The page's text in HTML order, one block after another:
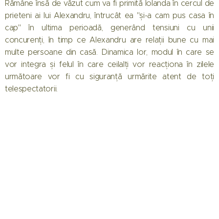
Rămâne însă de văzut cum va fi primită Iolanda în cercul de
prieteni ai lui Alexandru, întrucât ea "și-a cam pus casa în
cap" în ultima perioadă, generând tensiuni cu unii
concurenți, în timp ce Alexandru are relații bune cu mai
multe persoane din casă. Dinamica lor, modul în care se
vor integra și felul în care ceilalți vor reacționa în zilele
următoare vor fi cu siguranță urmărite atent de toți
telespectatorii.